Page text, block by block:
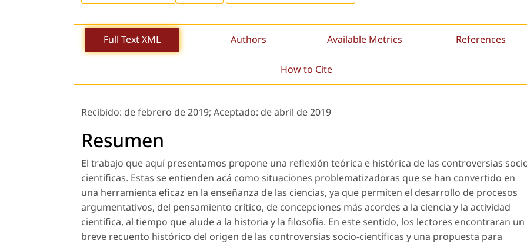
Full Text XML Authors Available Metrics References
How to Cite
Recibido: de febrero de 2019; Aceptado: de abril de 2019
Resumen
El trabajo que aquí presentamos propone una reflexión teórica e histórica de las controversias
científicas. Estas se entienden acá como situaciones problematizadoras que se han convertido en
una herramienta eficaz en la enseñanza de las ciencias, ya que permiten el desarrollo de procesos
argumentativos, del pensamiento crítico, de concepciones más acordes a la ciencia y la actividad
científica, al tiempo que alude a la historia y la filosofía. En este sentido, los lectores encontraran un
breve recuento histórico del origen de las controversias socio-científicas y una propuesta para